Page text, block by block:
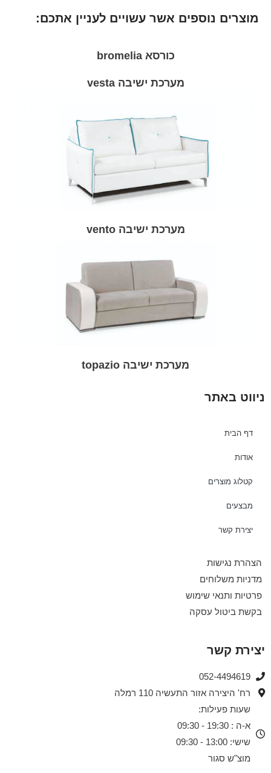
מוצרים נוספים אשר עשויים לעניין אתכם:
כורסא bromelia
מערכת ישיבה vesta
מערכת ישיבה vento
מערכת ישיבה topazio
ניווט באתר
דף הבית
אודות
קטלוג מוצרים
מבצעים
יצירת קשר
הצהרת נגישות
מדניות משלוחים
פרטיות ותנאי שימוש
בקשת ביטול עסקה
יצירת קשר
052-4494619​
רח' היצירה אזור התעשיה 110 רמלה
שעות פעילות:
א-ה : 19:30 - 09:30
שישי: 13:00 - 09:30
מוצ"ש סגור